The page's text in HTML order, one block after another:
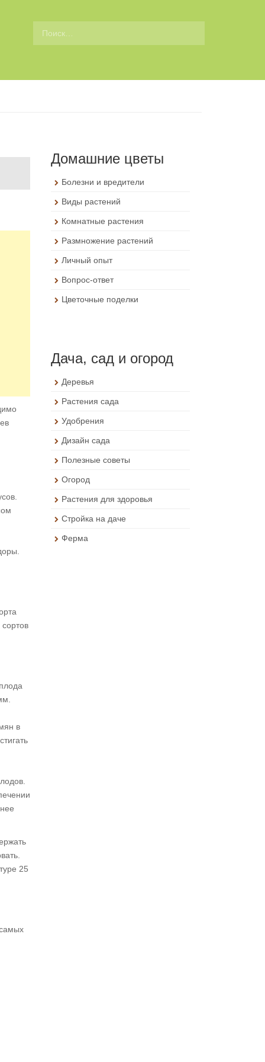
в
25
Домашние цветы
Болезни и вредители
Виды растений
Комнатные растения
Размножение растений
Личный опыт
Вопрос-ответ
Цветочные поделки
Дача, сад и огород
Деревья
Растения сада
Удобрения
Дизайн сада
Полезные советы
Огород
Растения для здоровья
Стройка на даче
Ферма